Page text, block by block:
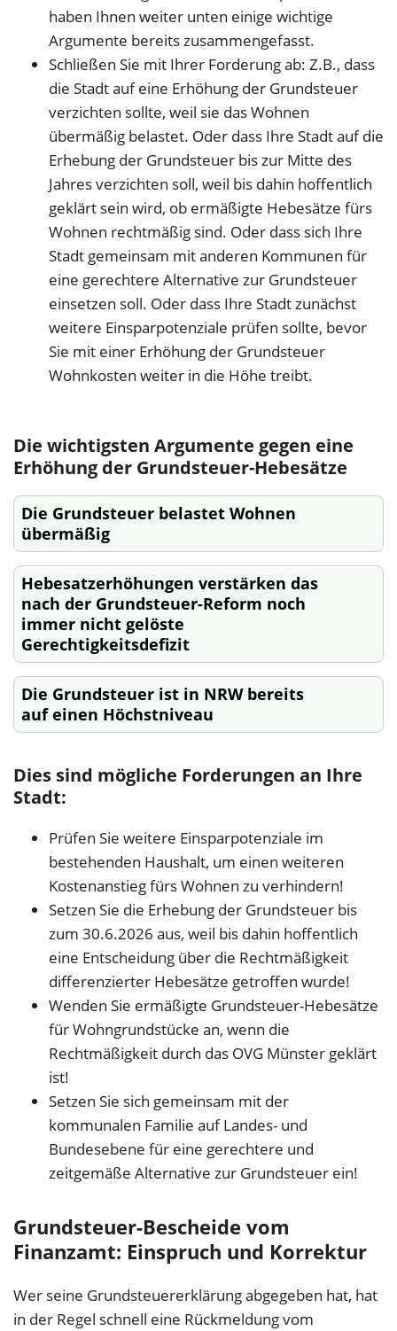
haben Ihnen weiter unten einige wichtige
Argumente bereits zusammengefasst.
Schließen Sie mit Ihrer Forderung ab: Z.B., dass
die Stadt auf eine Erhöhung der Grundsteuer
verzichten sollte, weil sie das Wohnen
übermäßig belastet. Oder dass Ihre Stadt auf die
Erhebung der Grundsteuer bis zur Mitte des
Jahres verzichten soll, weil bis dahin hoffentlich
geklärt sein wird, ob ermäßigte Hebesätze fürs
Wohnen rechtmäßig sind. Oder dass sich Ihre
Stadt gemeinsam mit anderen Kommunen für
eine gerechtere Alternative zur Grundsteuer
einsetzen soll. Oder dass Ihre Stadt zunächst
weitere Einsparpotenziale prüfen sollte, bevor
Sie mit einer Erhöhung der Grundsteuer
Wohnkosten weiter in die Höhe treibt.
Die wichtigsten Argumente gegen eine
Erhöhung der Grundsteuer-Hebesätze
Die Grundsteuer belastet Wohnen
übermäßig
Hebesatzerhöhungen verstärken das
nach der Grundsteuer-Reform noch
immer nicht gelöste
Gerechtigkeitsdefizit
Die Grundsteuer ist in NRW bereits
auf einen Höchstniveau
Dies sind mögliche Forderungen an Ihre
Stadt:
Prüfen Sie weitere Einsparpotenziale im
bestehenden Haushalt, um einen weiteren
Kostenanstieg fürs Wohnen zu verhindern!
Setzen Sie die Erhebung der Grundsteuer bis
zum 30.6.2026 aus, weil bis dahin hoffentlich
eine Entscheidung über die Rechtmäßigkeit
differenzierter Hebesätze getroffen wurde!
Wenden Sie ermäßigte Grundsteuer-Hebesätze
für Wohngrundstücke an, wenn die
Rechtmäßigkeit durch das OVG Münster geklärt
ist!
Setzen Sie sich gemeinsam mit der
kommunalen Familie auf Landes- und
Bundesebene für eine gerechtere und
zeitgemäße Alternative zur Grundsteuer ein!
Grundsteuer-Bescheide vom
Finanzamt: Einspruch und Korrektur
Wer seine Grundsteuererklärung abgegeben hat, hat
in der Regel schnell eine Rückmeldung vom